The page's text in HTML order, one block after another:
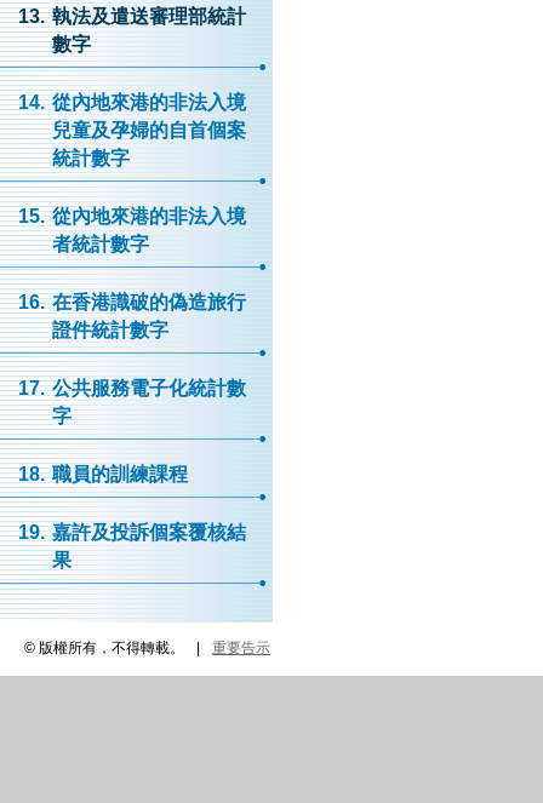
13. 執法及遣送審理部統計
數字
14. 從內地來港的非法入境
兒童及孕婦的自首個案
統計數字
15. 從內地來港的非法入境
者統計數字
16. 在香港識破的偽造旅行
證件統計數字
17. 公共服務電子化統計數
字
18. 職員的訓練課程
19. 嘉許及投訴個案覆核結
果
© 版權所有，不得轉載。 重要告示